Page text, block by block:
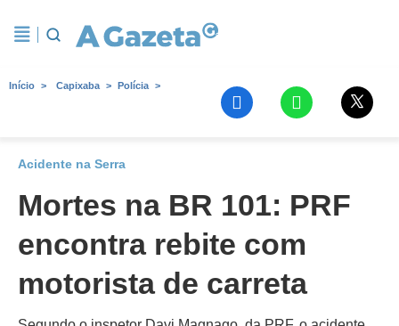
Início Capixaba Polícia
Acidente na Serra
Mortes na BR 101: PRF
encontra rebite com
motorista de carreta